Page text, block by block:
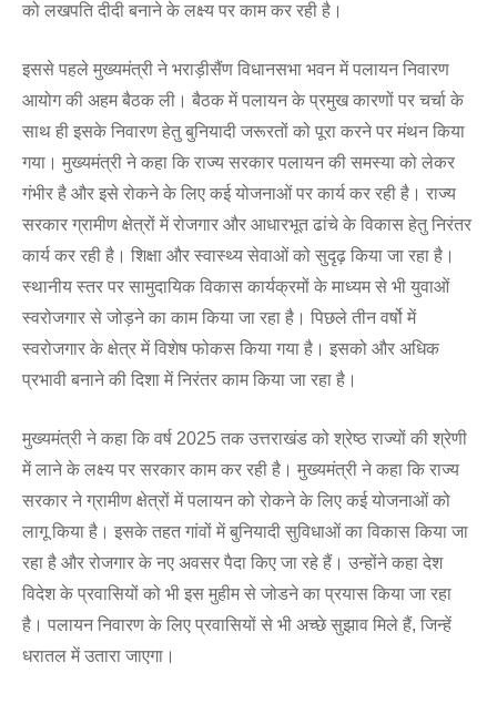
को लखपति दीदी बनाने के लक्ष्य पर काम कर रही है।
इससे पहले मुख्यमंत्री ने भराड़ीसैंण विधानसभा भवन में पलायन निवारण
आयोग की अहम बैठक ली। बैठक में पलायन के प्रमुख कारणों पर चर्चा के
साथ ही इसके निवारण हेतु बुनियादी जरूरतों को पूरा करने पर मंथन किया
गया। मुख्यमंत्री ने कहा कि राज्य सरकार पलायन की समस्या को लेकर
गंभीर है और इसे रोकने के लिए कई योजनाओं पर कार्य कर रही है। राज्य
सरकार ग्रामीण क्षेत्रों में रोजगार और आधारभूत ढांचे के विकास हेतु निरंतर
कार्य कर रही है। शिक्षा और स्वास्थ्य सेवाओं को सुदृढ़ किया जा रहा है।
स्थानीय स्तर पर सामुदायिक विकास कार्यक्रमों के माध्यम से भी युवाओं
स्वरोजगार से जोड़ने का काम किया जा रहा है। पिछले तीन वर्षो में
स्वरोजगार के क्षेत्र में विशेष फोकस किया गया है। इसको और अधिक
प्रभावी बनाने की दिशा में निरंतर काम किया जा रहा है।
मुख्यमंत्री ने कहा कि वर्ष 2025 तक उत्तराखंड को श्रेष्ठ राज्यों की श्रेणी
में लाने के लक्ष्य पर सरकार काम कर रही है। मुख्यमंत्री ने कहा कि राज्य
सरकार ने ग्रामीण क्षेत्रों में पलायन को रोकने के लिए कई योजनाओं को
लागू किया है। इसके तहत गांवों में बुनियादी सुविधाओं का विकास किया जा
रहा है और रोजगार के नए अवसर पैदा किए जा रहे हैं। उन्होंने कहा देश
विदेश के प्रवासियों को भी इस मुहीम से जोडने का प्रयास किया जा रहा
है। पलायन निवारण के लिए प्रवासियों से भी अच्छे सुझाव मिले हैं, जिन्हें
धरातल में उतारा जाएगा।